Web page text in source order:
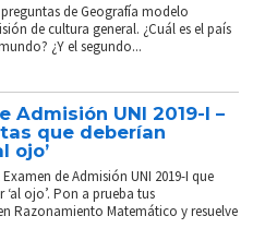
de Geografía modelo
de cultura general. ¿Cuál es el país
¿Y el segundo...
Admisión UNI 2019-I –
que deberían
ojo’
de Admisión UNI 2019-I que
‘al ojo’. Pon a prueba tus
Razonamiento Matemático y resuelve